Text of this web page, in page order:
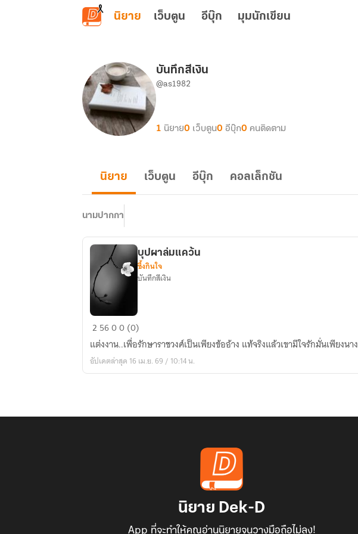
ข้ามไปยังเนื้อหาหลัก
นิยาย เว็บตูน อีบุ๊ก มุมนักเขียน
บันทึกสีเงิน
@as1982
1 นิยาย0 เว็บตูน0 อีบุ๊ก0 คนติดตาม
นิยาย เว็บตูน อีบุ๊ก คอลเล็กชัน
นามปากกา
บุปผา
ล่ม
แคว้น
บุปผาล่มแคว้น
ซึ้งกินใจ
บันทึกสีเงิน
2 5600 (0)
แต่งงาน..เพื่อรักษาราชวงศ์เป็นเพียงข้ออ้าง แท้จริงแล้วเขามีใจรักมั่นเพียงนาง
อัปเดตล่าสุด 16 เม.ย. 69 / 10:14 น.
นิยาย Dek-D
App ที่จะทำให้คุณอ่านนิยายจนวางมือถือไม่ลง!